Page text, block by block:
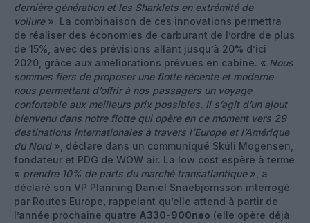
dernière génération et les Sharklets en extrémité de
voilure». La combinaison de ces innovations permettra
de réaliser des économies de carburant de l’ordre de plus
de 15%, avec des prévisions allant jusqu’à 20% d’ici
2020, grâce aux améliorations prévues en cabine. « Nous
sommes fiers de proposer une flotte récente et moderne
nous permettant d’offrir à nos passagers un voyage
confortable aux meilleurs prix possibles. Il s’agit d’un ajout
bienvenu dans notre flotte qui opère en ce moment vers 29
destinations internationales à travers l’Europe et l’Amérique
du Nord», déclare dans un communiqué Skúli Mogensen,
fondateur et PDG de WOW air. La low cost espère à terme
« prendre 10% de parts du marché transatlantique», a
déclaré son VP Planning Daniel Snaebjornsson interrogé
par Routes Europe, rappelant qu’elle attend à partir de
l’année prochaine quatre A330-900neo (elle opère déjà